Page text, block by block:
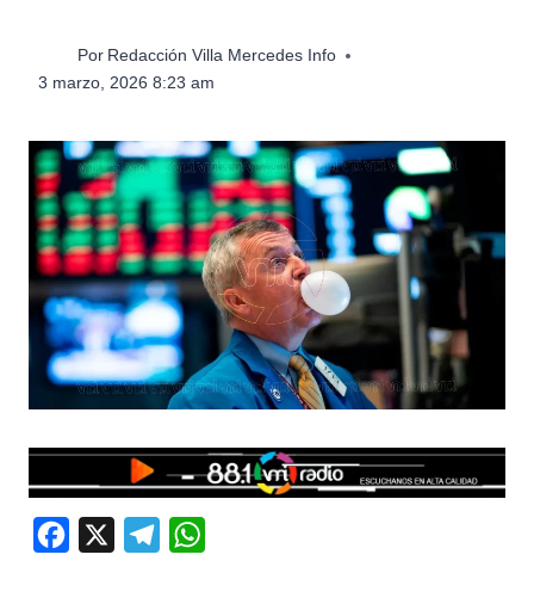
Por Redacción Villa Mercedes Info
3 marzo, 2026 8:23 am